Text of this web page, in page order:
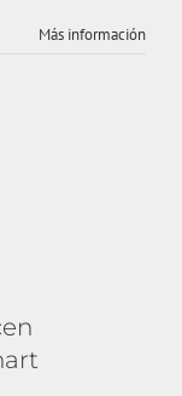
Más información